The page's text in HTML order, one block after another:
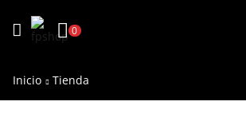
0
Inicio Tienda